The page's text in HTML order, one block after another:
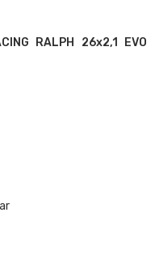
RALPH 26x2,1 EVO